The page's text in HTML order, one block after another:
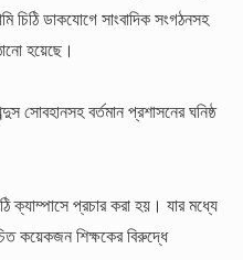
ডাকযোগে সাংবাদিক সংগঠনসহ
হয়েছে।
সোবহানসহ বর্তমান প্রশাসনের ঘনিষ্ঠ
ক্যাম্পাসে প্রচার করা হয়। যার মধ্যে
কয়েকজন শিক্ষকের বিরুদ্ধে